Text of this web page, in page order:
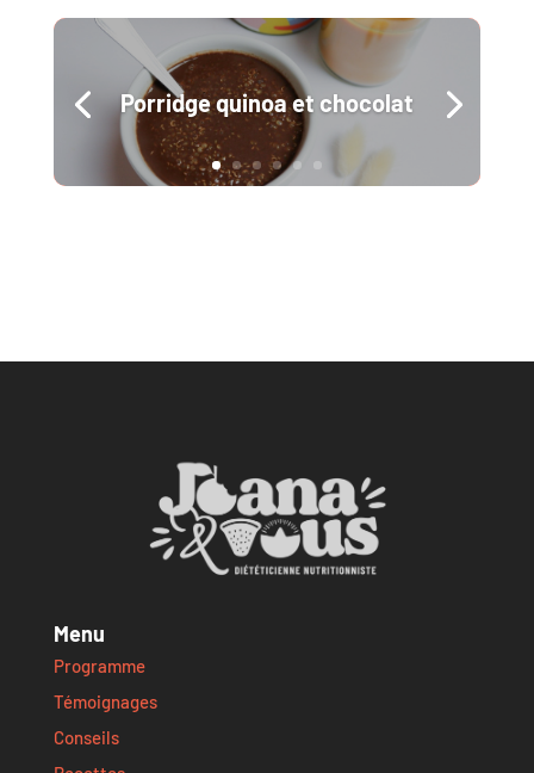
Porridge quinoa et chocolat
Menu
Programme
Témoignages
Conseils